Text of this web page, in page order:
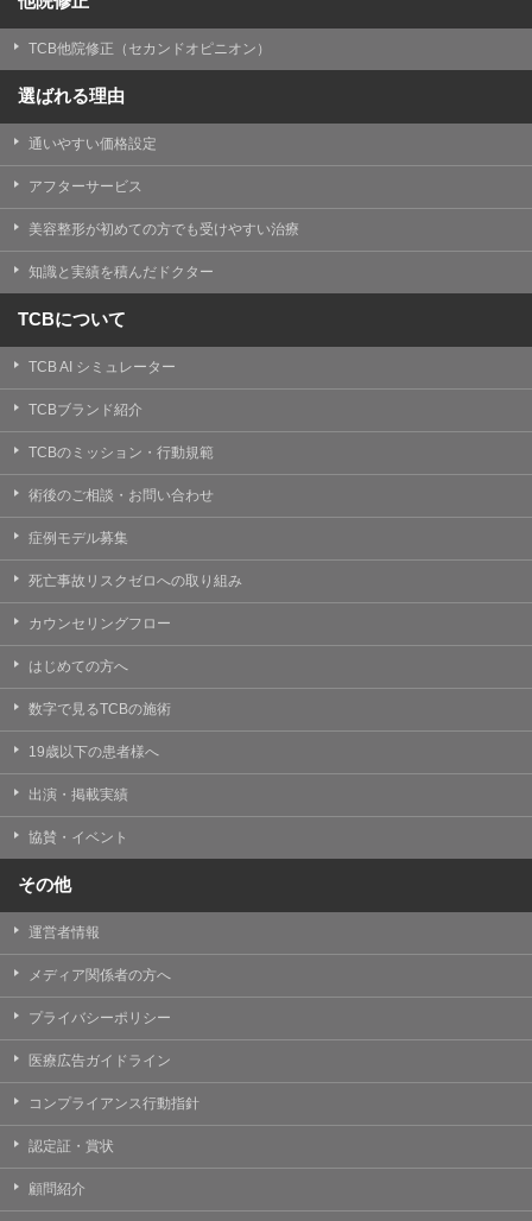
TCB他院修正（セカンドオピニオン）
選ばれる理由
通いやすい価格設定
アフターサービス
美容整形が初めての方でも受けやすい治療
知識と実績を積んだドクター
TCBについて
TCB AI シミュレーター
TCBブランド紹介
TCBのミッション・行動規範
術後のご相談・お問い合わせ
症例モデル募集
死亡事故リスクゼロへの取り組み
カウンセリングフロー
はじめての方へ
数字で見るTCBの施術
19歳以下の患者様へ
出演・掲載実績
協賛・イベント
その他
運営者情報
メディア関係者の方へ
プライバシーポリシー
医療広告ガイドライン
コンプライアンス行動指針
認定証・賞状
顧問紹介